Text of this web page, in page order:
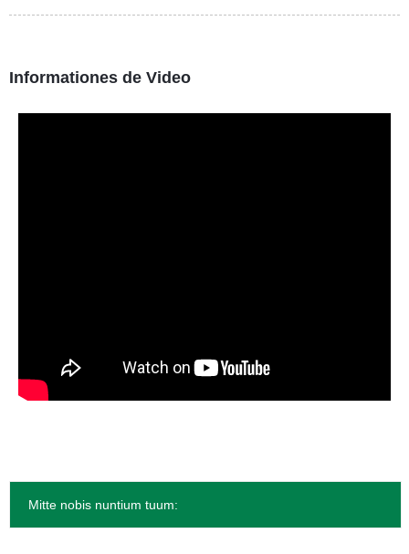
Informationes de Video
Mitte nobis nuntium tuum: